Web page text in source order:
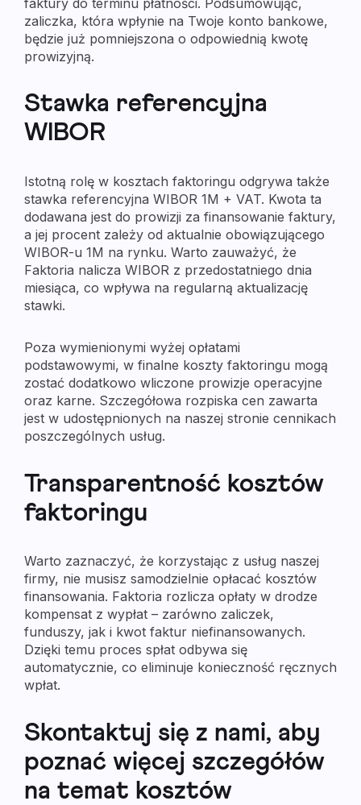
zaliczka, która wpłynie na Twoje konto bankowe,
będzie już pomniejszona o odpowiednią kwotę
prowizyjną.
Stawka referencyjna
WIBOR
Istotną rolę w kosztach faktoringu odgrywa także
stawka referencyjna WIBOR 1M + VAT. Kwota ta
dodawana jest do prowizji za finansowanie faktury,
a jej procent zależy od aktualnie obowiązującego
WIBOR-u 1M na rynku. Warto zauważyć, że
Faktoria nalicza WIBOR z przedostatniego dnia
miesiąca, co wpływa na regularną aktualizację
stawki.
Poza wymienionymi wyżej opłatami
podstawowymi, w finalne koszty faktoringu mogą
zostać dodatkowo wliczone prowizje operacyjne
oraz karne. Szczegółowa rozpiska cen zawarta
jest w udostępnionych na naszej stronie cennikach
poszczególnych usług.
Transparentność kosztów
faktoringu
Warto zaznaczyć, że korzystając z usług naszej
firmy, nie musisz samodzielnie opłacać kosztów
finansowania. Faktoria rozlicza opłaty w drodze
kompensat z wypłat – zarówno zaliczek,
funduszy, jak i kwot faktur niefinansowanych.
Dzięki temu proces spłat odbywa się
automatycznie, co eliminuje konieczność ręcznych
wpłat.
Skontaktuj się z nami, aby
poznać więcej szczegółów
na temat kosztów